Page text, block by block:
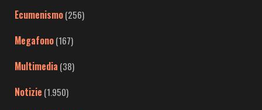
Ecumenismo(256)
Megafono(167)
Multimedia (38)
Notizie (1.950)